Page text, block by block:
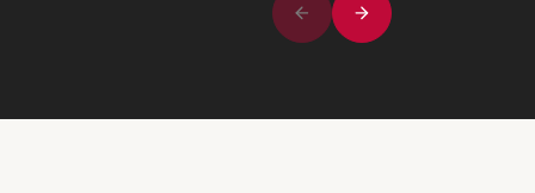
Vorige
Volgende